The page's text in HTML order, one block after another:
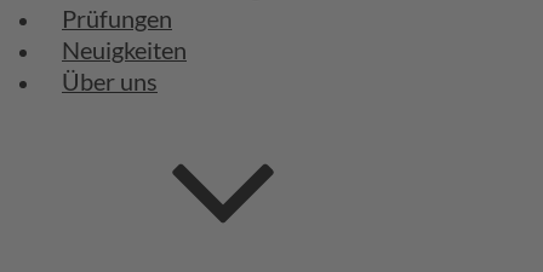
Prüfungen
Neuigkeiten
Über uns